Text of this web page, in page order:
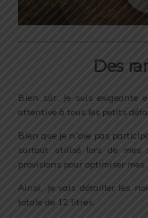
Des
Bien sûr, je suis exigeante
attentive à tous les petits
Bien que je n’aie pas
surtout utilisé lors de mes
provisions pour optimiser mes
Ainsi, je vais détailler les
totale de 12 litres.